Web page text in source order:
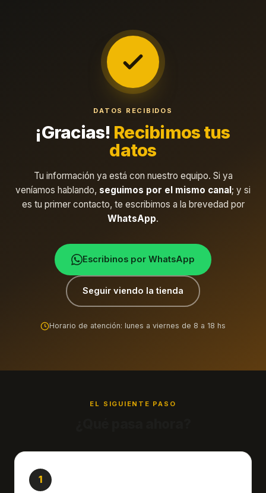
DATOS RECIBIDOS
¡Gracias! Recibimos tus
datos
Tu información ya está con nuestro equipo. Si ya
veníamos hablando, seguimos por el mismo canal; y si
es tu primer contacto, te escribimos a la brevedad por
WhatsApp.
Escribinos por WhatsApp
Seguir viendo la tienda
Horario de atención: lunes a viernes de 8 a 18 hs
EL SIGUIENTE PASO